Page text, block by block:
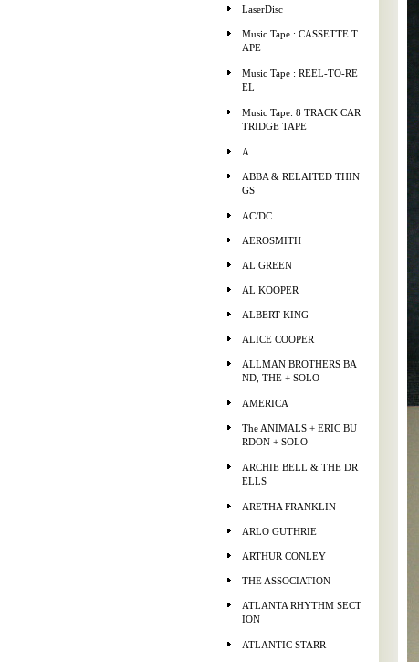
LaserDisc
Music Tape : CASSETTE T
APE
Music Tape : REEL-TO-RE
EL
Music Tape: 8 TRACK CAR
TRIDGE TAPE
A
ABBA & RELAITED THIN
GS
AC/DC
AEROSMITH
AL GREEN
AL KOOPER
ALBERT KING
ALICE COOPER
ALLMAN BROTHERS BA
ND, THE + SOLO
AMERICA
The ANIMALS + ERIC BU
RDON + SOLO
ARCHIE BELL & THE DR
ELLS
ARETHA FRANKLIN
ARLO GUTHRIE
ARTHUR CONLEY
THE ASSOCIATION
ATLANTA RHYTHM SECT
ION
ATLANTIC STARR